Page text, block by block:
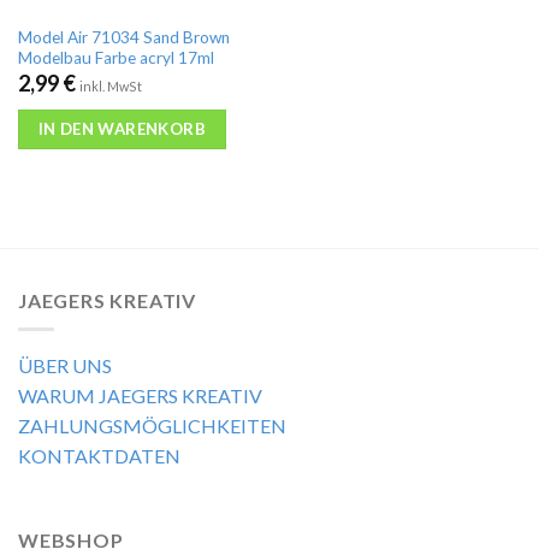
Model Air 71034 Sand Brown
Modelbau Farbe acryl 17ml
2,99€ inkl. MwSt
IN DEN WARENKORB
JAEGERS KREATIV
ÜBER UNS
WARUM JAEGERS KREATIV
ZAHLUNGSMÖGLICHKEITEN
KONTAKTDATEN
WEBSHOP